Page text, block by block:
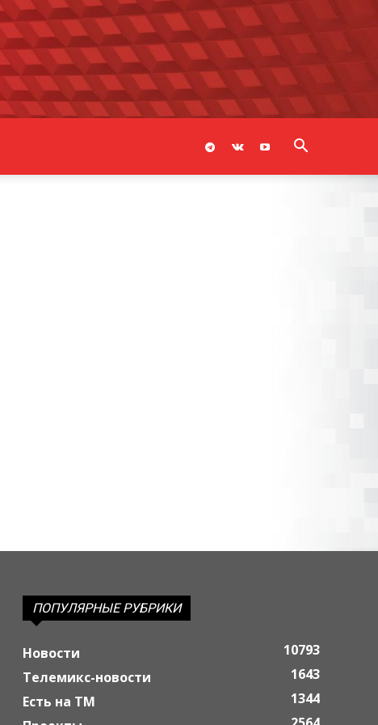
ПОПУЛЯРНЫЕ РУБРИКИ
Новости
10793
Телемикс-новости
1643
Есть на ТМ
1344